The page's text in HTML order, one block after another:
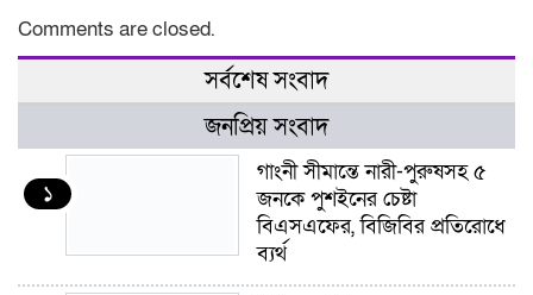
Comments are closed.
সর্বশেষ সংবাদ
জনপ্রিয় সংবাদ
১
গাংনী সীমান্তে নারী-পুরুষসহ ৫
জনকে পুশইনের চেষ্টা
বিএসএফের, বিজিবির প্রতিরোধে
ব্যর্থ